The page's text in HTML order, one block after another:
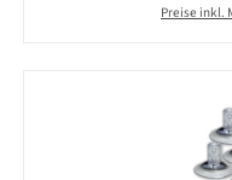
Preise inkl.